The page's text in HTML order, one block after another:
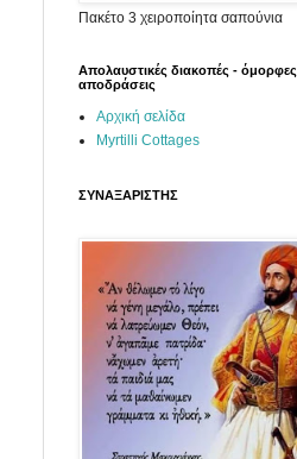
Πακέτο 3 χειροποίητα σαπούνια
Απολαυστικές διακοπές - όμορφες
αποδράσεις
Αρχική σελίδα
Myrtilli Cottages
ΣΥΝΑΞΑΡΙΣΤΗΣ